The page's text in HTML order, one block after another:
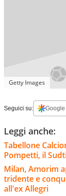
Getty Images
Seguici su:
Leggi anche:
Tabellone
Pompetti, il
Milan, Amorim
tridente e
all'ex Allegri